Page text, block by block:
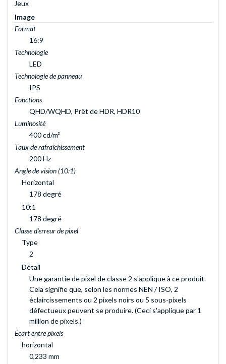
Jeux
Image
Format
16:9
Technologie
LED
Technologie de panneau
IPS
Fonctions
QHD/WQHD, Prêt de HDR, HDR10
Luminosité
400 cd/m²
Taux de rafraîchissement
200 Hz
Angle de vision (10:1)
Horizontal
178 degré
10:1
178 degré
Classe d'erreur de pixel
Type
2
Détail
Une garantie de pixel de classe 2 s'applique à ce produit.
Cela signifie que, selon les normes NEN / ISO, 2
éclaircissements ou 2 pixels noirs ou 5 sous-pixels
défectueux peuvent se produire. (Ceci s'applique par 1
million de pixels.)
Écart entre pixels
horizontal
0,233 mm